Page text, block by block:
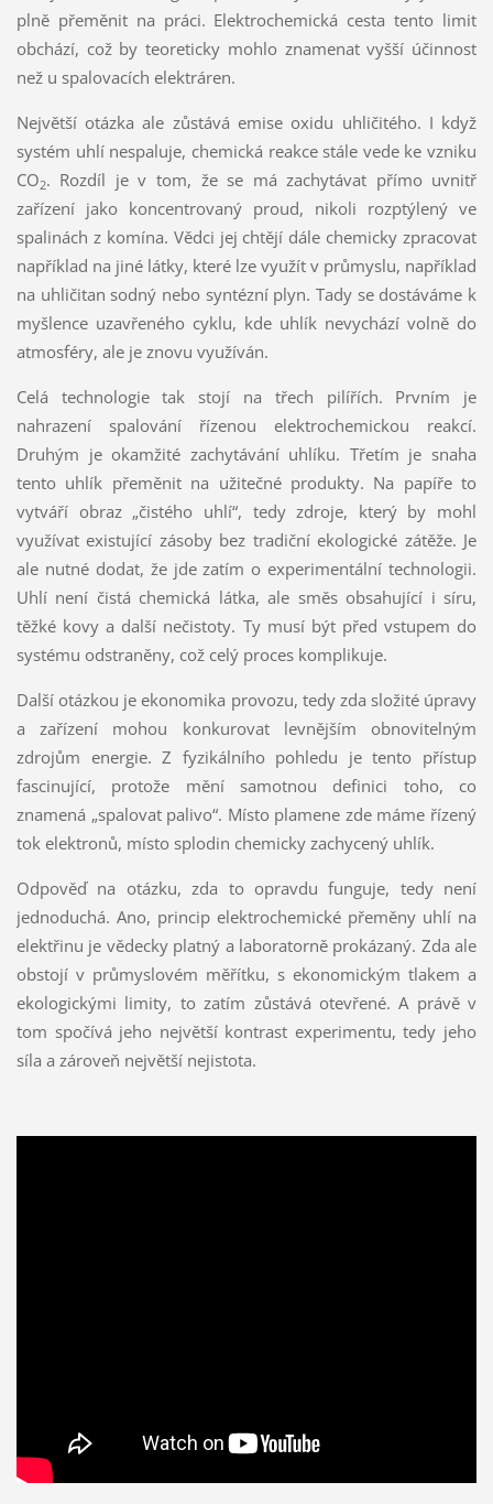
plně přeměnit na práci. Elektrochemická cesta tento limit
obchází, což by teoreticky mohlo znamenat vyšší účinnost
než u spalovacích elektráren.
Největší otázka ale zůstává emise oxidu uhličitého. I když
systém uhlí nespaluje, chemická reakce stále vede ke vzniku
CO2. Rozdíl je v tom, že se má zachytávat přímo uvnitř
zařízení jako koncentrovaný proud, nikoli rozptýlený ve
spalinách z komína. Vědci jej chtějí dále chemicky zpracovat
například na jiné látky, které lze využít v průmyslu, například
na uhličitan sodný nebo syntézní plyn. Tady se dostáváme k
myšlence uzavřeného cyklu, kde uhlík nevychází volně do
atmosféry, ale je znovu využíván.
Celá technologie tak stojí na třech pilířích. Prvním je
nahrazení spalování řízenou elektrochemickou reakcí.
Druhým je okamžité zachytávání uhlíku. Třetím je snaha
tento uhlík přeměnit na užitečné produkty. Na papíře to
vytváří obraz „čistého uhlí“, tedy zdroje, který by mohl
využívat existující zásoby bez tradiční ekologické zátěže. Je
ale nutné dodat, že jde zatím o experimentální technologii.
Uhlí není čistá chemická látka, ale směs obsahující i síru,
těžké kovy a další nečistoty. Ty musí být před vstupem do
systému odstraněny, což celý proces komplikuje.
Další otázkou je ekonomika provozu, tedy zda složité úpravy
a zařízení mohou konkurovat levnějším obnovitelným
zdrojům energie. Z fyzikálního pohledu je tento přístup
fascinující, protože mění samotnou definici toho, co
znamená „spalovat palivo“. Místo plamene zde máme řízený
tok elektronů, místo splodin chemicky zachycený uhlík.
Odpověď na otázku, zda to opravdu funguje, tedy není
jednoduchá. Ano, princip elektrochemické přeměny uhlí na
elektřinu je vědecky platný a laboratorně prokázaný. Zda ale
obstojí v průmyslovém měřítku, s ekonomickým tlakem a
ekologickými limity, to zatím zůstává otevřené. A právě v
tom spočívá jeho největší kontrast experimentu, tedy jeho
síla a zároveň největší nejistota.